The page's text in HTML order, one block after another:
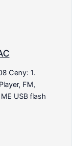
Ceny: 1.
FM,
USB flash